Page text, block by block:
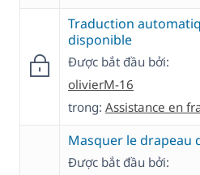
Traduction
disponible
Được bắt đầu bởi:
olivierM-16
trong: Assistance en
Masquer le drapeau
Được bắt đầu bởi: